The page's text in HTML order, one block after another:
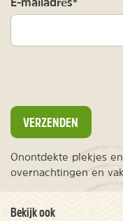
VERZENDEN
Onontdekte plekjes
overnachtingen en
Bekijk ook